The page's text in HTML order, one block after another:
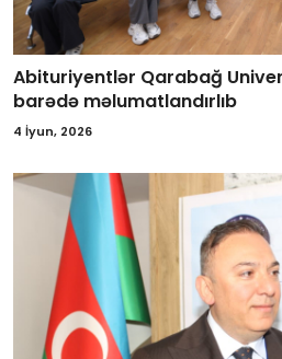
Abituriyentlər Qarabağ
barədə məlumatlandırlıb
4 İyun, 2026